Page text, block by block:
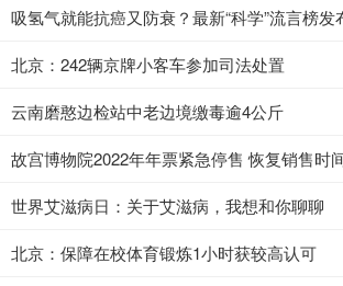
吸氢气就能抗癌又防衰？最新“科学”流言榜发
北京：242辆京牌小客车参加司法处置
云南磨憨边检站中老边境缴毒逾4公斤
故宫博物院2022年年票紧急停售 恢复销售时
世界艾滋病日：关于艾滋病，我想和你聊聊
北京：保障在校体育锻炼1小时获较高认可